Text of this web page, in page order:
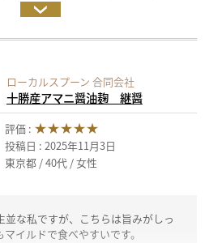
クラとあって美味しくいただけまし
が固かったので、もう少し柔らか
のモニター企画をありがとうござい
ローカルスプーン 合同会社
十勝産アマニ醤油麹 継醤
評価 : ★★★★★
投稿日 : 2025年11月3日
東京都
40代 女性
並な私ですが、こちらは旨みがしっ
イルドで食べやすいです。